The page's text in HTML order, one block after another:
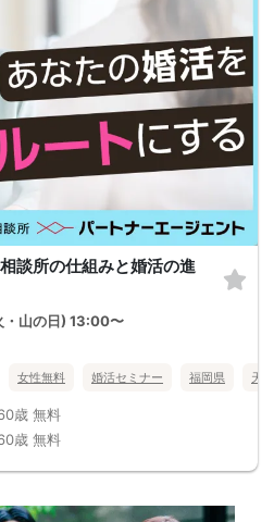
談所の仕組みと婚活の進
・山の日) 13:00〜
女性無料 婚活セミナー 福岡県 天
歳 無料
歳 無料